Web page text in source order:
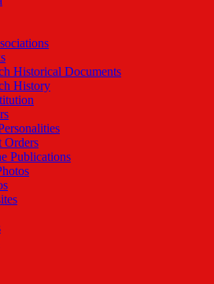
Historical Documents
History
Orders
Publications